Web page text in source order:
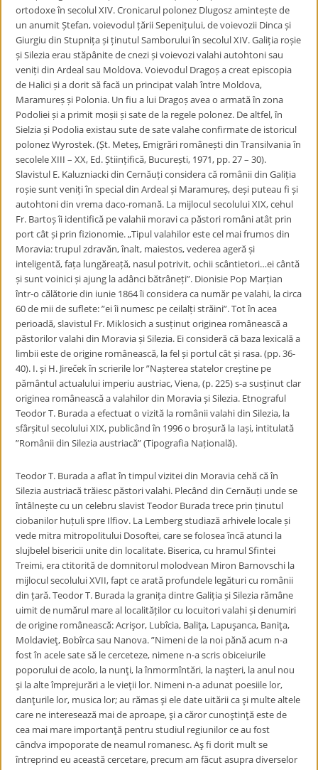
ortodoxe în secolul XIV. Cronicarul polonez Dlugosz amintește de
un anumit Ștefan, voievodul țării Sepenițului, de voievozii Dinca și
Giurgiu din Stupnița și ținutul Samborului în secolul XIV. Galiția roșie
și Silezia erau stăpânite de cnezi și voievozi valahi autohtoni sau
veniți din Ardeal sau Moldova. Voievodul Dragoș a creat episcopia
de Halici și a dorit să facă un principat valah între Moldova,
Maramureș și Polonia. Un fiu a lui Dragoș avea o armată în zona
Podoliei și a primit moșii și sate de la regele polonez. De altfel, în
Sielzia și Podolia existau sute de sate valahe confirmate de istoricul
polonez Wyrostek. (Șt. Meteș, Emigrări românești din Transilvania în
secolele XIII – XX, Ed. Științifică, București, 1971, pp. 27 – 30).
Slavistul E. Kaluzniacki din Cernăuți considera că românii din Galiția
roșie sunt veniți în special din Ardeal și Maramureș, deși puteau fi și
autohtoni din vrema daco-romană. La mijlocul secolului XIX, cehul
Fr. Bartoș îi identifică pe valahii moravi ca păstori români atât prin
port cât și prin fizionomie. „Tipul valahilor este cel mai frumos din
Moravia: trupul zdravăn, înalt, maiestos, vederea ageră și
inteligentă, fața lungăreață, nasul potrivit, ochii scântietori…ei cântă
și sunt voinici și ajung la adânci bătrâneți”. Dionisie Pop Marțian
într-o călătorie din iunie 1864 îi considera ca număr pe valahi, la circa
60 de mii de suflete: ”ei îi numesc pe ceilalți străini”. Tot în acea
perioadă, slavistul Fr. Miklosich a susținut originea românească a
păstorilor valahi din Moravia și Silezia. Ei consideră că baza lexicală a
limbii este de origine românească, la fel și portul cât și rasa. (pp. 36-
40). I. și H. Jireček în scrierile lor ”Nașterea statelor creștine pe
pământul actualului imperiu austriac, Viena, (p. 225) s-a susținut clar
originea românească a valahilor din Moravia și Silezia. Etnograful
Teodor T. Burada a efectuat o vizită la românii valahi din Silezia, la
sfârșitul secolului XIX, publicând în 1996 o broșură la Iași, intitulată
”Românii din Silezia austriacă” (Tipografia Națională).
Teodor T. Burada a aflat în timpul vizitei din Moravia cehă că în
Silezia austriacă trăiesc păstori valahi. Plecând din Cernăuți unde se
întâlnește cu un celebru slavist Teodor Burada trece prin ținutul
ciobanilor huțuli spre Ilfiov. La Lemberg studiază arhivele locale și
vede mitra mitropolitului Dosoftei, care se folosea încă atunci la
slujbelel bisericii unite din localitate. Biserica, cu hramul Sfintei
Treimi, era ctitorită de domnitorul molodvean Miron Barnovschi la
mijlocul secolului XVII, fapt ce arată profundele legături cu românii
din țară. Teodor T. Burada la granița dintre Galiția și Silezia rămâne
uimit de numărul mare al localităților cu locuitori valahi și denumiri
de origine românească: Acrişor, Lubîcia, Baliţa, Lapuşanca, Baniţa,
Moldavieţ, Bobîrca sau Nanova. ”Nimeni de la noi pănă acum n-a
fost în acele sate să le cerceteze, nimene n-a scris obiceiurile
poporului de acolo, la nunţi, la înmormîntări, la naşteri, la anul nou
şi la alte împrejurări a le vieţii lor. Nimeni n-a adunat poesiile lor,
danţurile lor, musica lor; au rămas şi ele date uitării ca şi multe altele
care ne interesează mai de aproape, şi a căror cunoştinţă este de
cea mai mare importanţă pentru studiul regiunilor ce au fost
cândva impoporate de neamul romanesc. Aş fi dorit mult se
întreprind eu această cercetare, precum am făcut asupra diverselor